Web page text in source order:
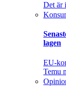
Det är
lagen
EU-
Temu